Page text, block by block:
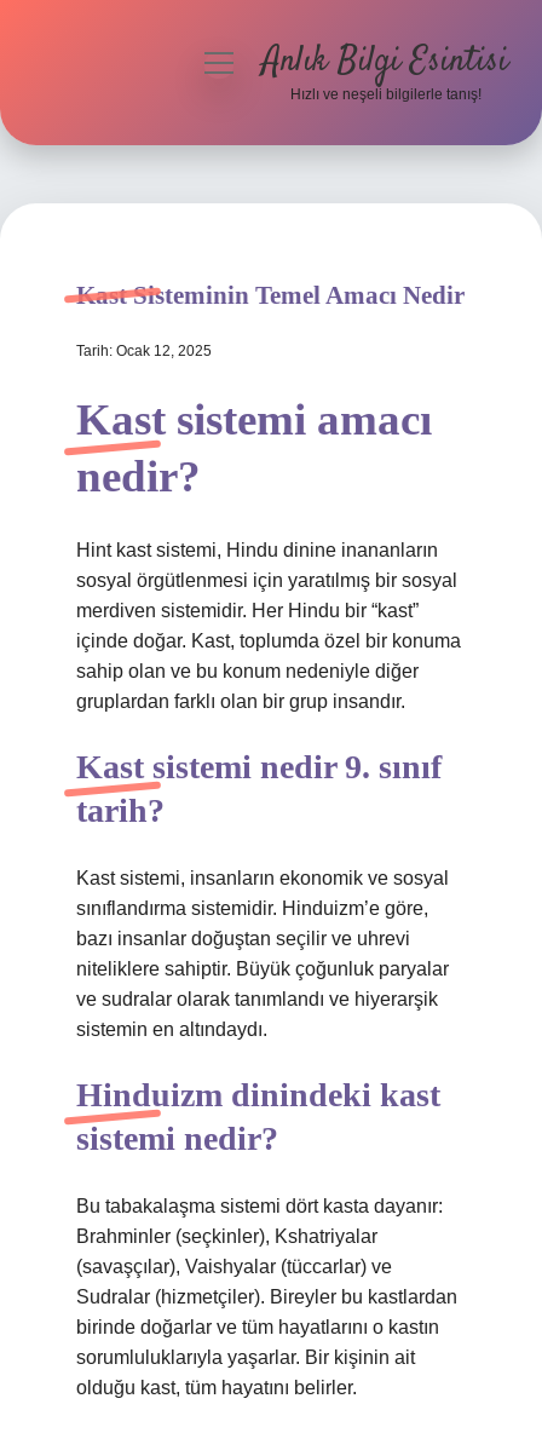
Hakkımızda
menüyüAnlık Bilgi Esintisi
Hızlı ve neşeli bilgilerle tanış!
Kast Sisteminin Temel Amacı Nedir
Tarih: Ocak 12, 2025
Kast sistemi amacı
nedir?
Hint kast sistemi, Hindu dinine inananların
sosyal örgütlenmesi için yaratılmış bir sosyal
merdiven sistemidir. Her Hindu bir “kast”
içinde doğar. Kast, toplumda özel bir konuma
sahip olan ve bu konum nedeniyle diğer
gruplardan farklı olan bir grup insandır.
Kast sistemi nedir 9. sınıf
tarih?
Kast sistemi, insanların ekonomik ve sosyal
sınıflandırma sistemidir. Hinduizm’e göre,
bazı insanlar doğuştan seçilir ve uhrevi
niteliklere sahiptir. Büyük çoğunluk paryalar
ve sudralar olarak tanımlandı ve hiyerarşik
sistemin en altındaydı.
Hinduizm dinindeki kast
sistemi nedir?
Bu tabakalaşma sistemi dört kasta dayanır:
Brahminler (seçkinler), Kshatriyalar
(savaşçılar), Vaishyalar (tüccarlar) ve
Sudralar (hizmetçiler). Bireyler bu kastlardan
birinde doğarlar ve tüm hayatlarını o kastın
sorumluluklarıyla yaşarlar. Bir kişinin ait
olduğu kast, tüm hayatını belirler.